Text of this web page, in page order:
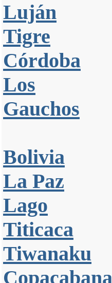
Luján
Tigre
Córdoba
Los
Gauchos
Bolivia
La Paz
Lago
Titicaca
Tiwanaku
Copacabana